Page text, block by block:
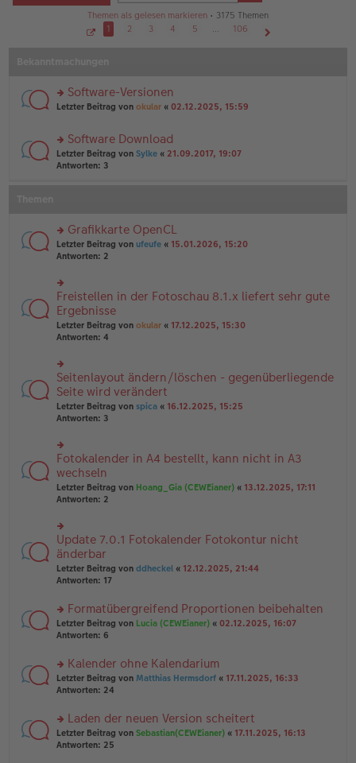
Themen als gelesen markieren • 3175 Themen
1
v
o
n
6
1 2 3 4 5 …
106
rs
u
n
g
er
B
ei
tr
g
Software-Versionen
Letzter Beitrag von okular « 02.12.2025, 15:59
rs
te
es
e
n
B
ei
tr
a
g
Software Download
Letzter Beitrag von Sylke « 21.09.2017, 19:07
Antworten: 3
rs
te
u
n
g
el
es
e
er
B
ei
tr
a
g
Grafikkarte OpenCL
Letzter Beitrag von ufeufe « 15.01.2026, 15:20
Antworten: 2
rs
te
r
u
n
el
es
e
n
er
tr
a
g
Freistellen in der Fotoschau 8.1.x liefert sehr gute
Ergebnisse
Letzter Beitrag von okular « 17.12.2025, 15:30
Antworten: 4
rs
te
r
u
n
el
es
e
n
er
tr
a
g
Seitenlayout ändern/löschen - gegenüberliegende
Seite wird verändert
Letzter Beitrag von spica « 16.12.2025, 15:25
Antworten: 3
rs
te
r
u
n
el
es
e
n
er
tr
a
g
Fotokalender in A4 bestellt, kann nicht in A3
wechseln
Letzter Beitrag von Hoang_Gia (CEWEianer) « 13.12.2025, 17:11
Antworten: 2
rs
te
r
u
n
el
es
e
B
ei
tr
g
Update 7.0.1 Fotokalender Fotokontur nicht
änderbar
Letzter Beitrag von ddheckel « 12.12.2025, 21:44
Antworten: 17
rs
te
n
g
el
e
n
er
Formatübergreifend Proportionen beibehalten
Letzter Beitrag von Lucia (CEWEianer) « 02.12.2025, 16:07
Antworten: 6
rs
te
n
g
el
Kalender ohne Kalendarium
Letzter Beitrag von Matthias Hermsdorf « 17.11.2025, 16:33
Antworten: 24
rs
te
Laden der neuen Version scheitert
Letzter Beitrag von Sebastian(CEWEianer) « 17.11.2025, 16:13
Antworten: 25